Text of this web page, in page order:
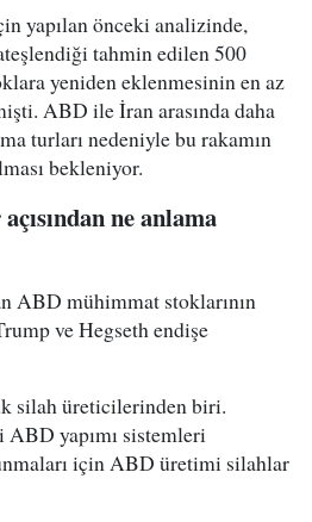
yapılan önceki analizinde,
tahmin edilen 500
yeniden eklenmesinin en az
ABD ile İran arasında daha
turları nedeniyle bu rakamın
bekleniyor.
ne anlama
ABD mühimmat stoklarının
ve Hegseth endişe
silah üreticilerinden biri.
yapımı sistemleri
için ABD üretimi silahlar